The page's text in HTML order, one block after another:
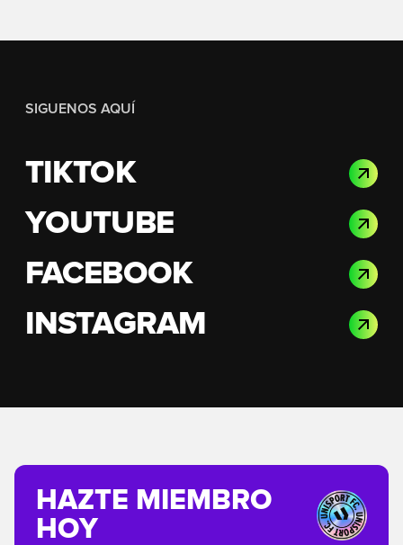
SIGUENOS AQUÍ
TIKTOK
YOUTUBE
FACEBOOK
INSTAGRAM
HAZTE MIEMBRO
HOY